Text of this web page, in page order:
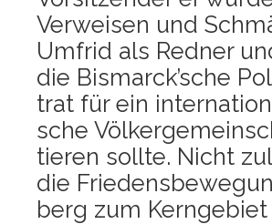
Ver­wei­sen und
Umfrid als Red­ner
die Bismarck’sche
trat für ein
sche
tie­ren soll­te. Nicht
die
berg zum